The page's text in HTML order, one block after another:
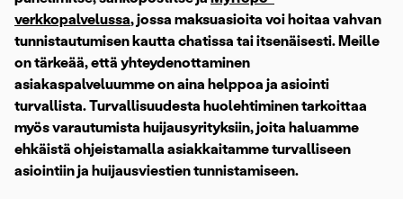
verkkopalvelussa, jossa maksuasioita voi hoitaa vahvan
tunnistautumisen kautta chatissa tai itsenäisesti. Meille
on tärkeää, että yhteydenottaminen
asiakaspalveluumme on aina helppoa ja asiointi
turvallista. Turvallisuudesta huolehtiminen tarkoittaa
myös varautumista huijausyrityksiin, joita haluamme
ehkäistä ohjeistamalla asiakkaitamme turvalliseen
asiointiin ja huijausviestien tunnistamiseen.